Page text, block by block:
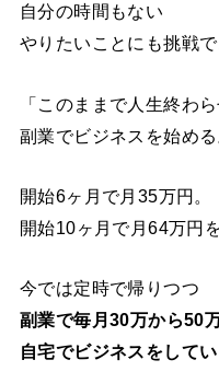
自分の時間もない
やりたいことにも挑戦
「このままで人生終わ
副業でビジネスを始める
開始6ヶ月で月35万円。
開始10ヶ月で月64万円
今では定時で帰りつつ
副業で毎月30万から50
自宅でビジネスをしてい